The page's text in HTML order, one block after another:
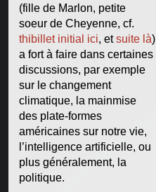
(fille de Marlon, petite
soeur de Cheyenne, cf.
thibillet initial ici, etsuite là)
a fort à faire dans certaines
discussions, par exemple
sur le changement
climatique, la mainmise
des plate-formes
américaines sur notre vie,
l’intelligence artificielle, ou
plus généralement, la
politique.